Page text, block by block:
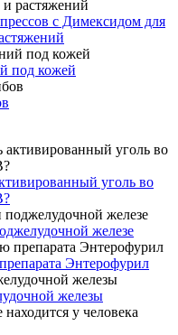
с Димексидом для
под кожей
уголь во
железе
Энтерофурил
железы